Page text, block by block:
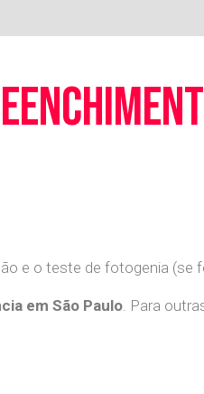
e o teste de fotogenia (se
em São Paulo. Para